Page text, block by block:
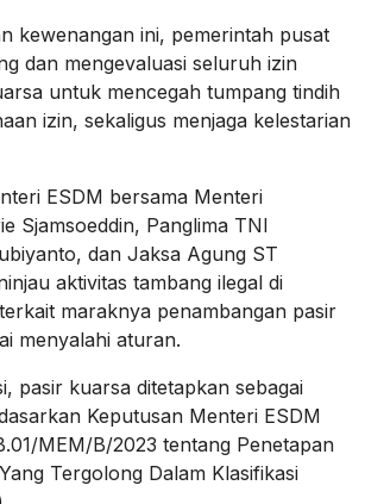
kewenangan ini, pemerintah pusat
dan mengevaluasi seluruh izin
untuk mencegah tumpang tindih
izin, sekaligus menjaga kelestarian
ESDM bersama Menteri
Sjamsoeddin, Panglima TNI
dan Jaksa Agung ST
aktivitas tambang ilegal di
maraknya penambangan pasir
menyalahi aturan.
pasir kuarsa ditetapkan sebagai
Keputusan Menteri ESDM
MEM/B/2023 tentang Penetapan
Tergolong Dalam Klasifikasi